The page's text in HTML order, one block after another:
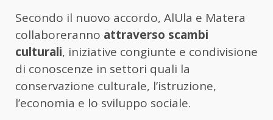
Secondo il nuovo accordo, AlUla e Matera
collaboreranno attraverso scambi
culturali, iniziative congiunte e condivisione
di conoscenze in settori quali la
conservazione culturale, l’istruzione,
l’economia e lo sviluppo sociale.